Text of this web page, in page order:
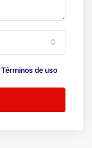
Términos de uso